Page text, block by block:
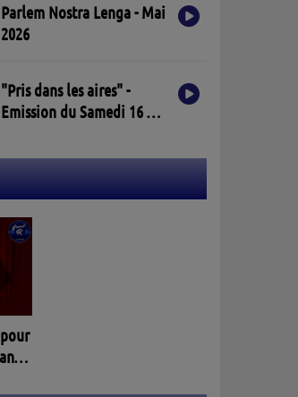
Parlem Nostra Lenga - Mai
2026
"Pris dans les aires" -
Emission du Samedi 16 Mai